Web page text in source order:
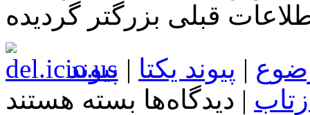
| پیوند یکتا | پیوند
| دیدگاه‌هابرای
اخبار
بسته هستند